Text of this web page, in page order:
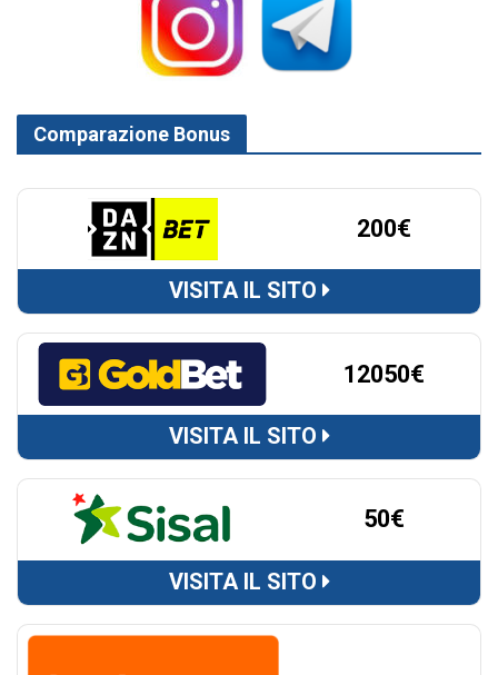
Comparazione Bonus
200€
VISITA IL SITO
12050€
VISITA IL SITO
50€
VISITA IL SITO